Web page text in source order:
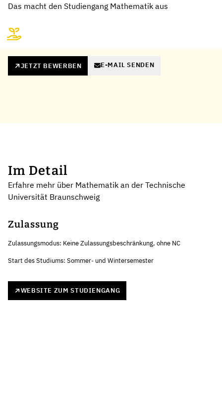
Das macht den Studiengang Mathematik aus
JETZT BEWERBEN E-MAIL SENDEN
Im Detail
Erfahre mehr über Mathematik an der Technische
Universität Braunschweig
Zulassung
Zulassungsmodus: Keine Zulassungsbeschränkung, ohne NC
Start des Studiums: Sommer- und Wintersemester
WEBSITE ZUM STUDIENGANG